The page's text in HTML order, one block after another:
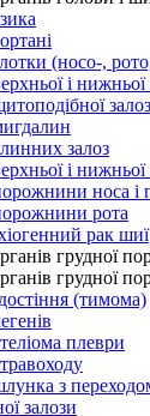
(носо-,
і нижньої
залоз
і
носа і
рота
рак шиї
грудної
грудної
(тимома)
плеври
з
залози